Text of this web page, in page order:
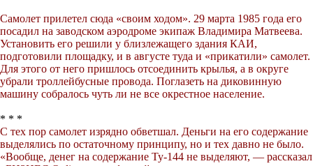
Самолет прилетел сюда «своим ходом». 29 марта 1985 года его
посадил на заводском аэродроме экипаж Владимира Матвеева.
Установить его решили у близлежащего здания КАИ,
подготовили площадку, и в августе туда и «прикатили» самолет.
Для этого от него пришлось отсоединить крылья, а в округе
убрали троллейбусные провода. Поглазеть на диковинную
машину собралось чуть ли не все окрестное население.
* * *
С тех пор самолет изрядно обветшал. Деньги на его содержание
выделялись по остаточному принципу, но и тех давно не было.
«Вообще, денег на содержание Ту-144 не выделяют, — рассказал